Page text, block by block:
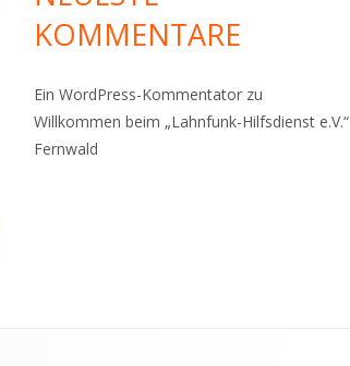
KOMMENTARE
Ein WordPress-Kommentator zu
Willkommen beim „Lahnfunk-Hilfsdienst e.V.“
Fernwald